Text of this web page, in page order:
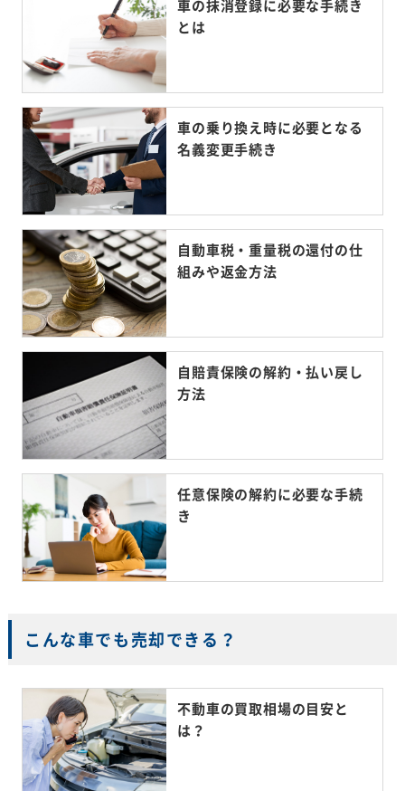
車の抹消登録に必要な手続き
とは
車の乗り換え時に必要となる
名義変更手続き
自動車税・重量税の還付の仕
組みや返金方法
自賠責保険の解約・払い戻し
方法
任意保険の解約に必要な手続
き
こんな車でも売却できる？
不動車の買取相場の目安と
は？